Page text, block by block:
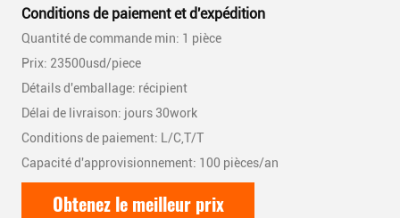
Conditions de paiement et d'expédition
Quantité de commande min: 1 pièce
Prix: 23500usd/piece
Détails d'emballage: récipient
Délai de livraison: jours 30work
Conditions de paiement: L/C,T/T
Capacité d'approvisionnement: 100 pièces/an
Obtenez le meilleur prix